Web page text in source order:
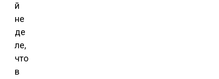
й
не
де
ле,
что
в